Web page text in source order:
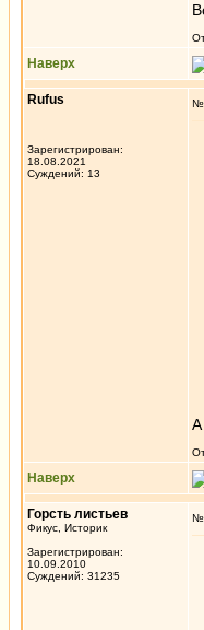
Наверх
Rufus
Зарегистрирован:
18.08.2021
Суждений: 13
№
А
Наверх
Горсть листьев
Фикус, Историк
Зарегистрирован:
10.09.2010
Суждений: 31235
№